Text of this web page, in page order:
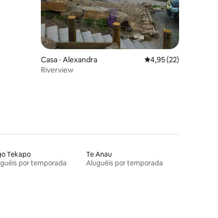
Casa ⋅ Alexandra 4,95 de uma
4,95 (22)
Riverview
Tekapo
por temporada
Te Anau
Aluguéis por temporada